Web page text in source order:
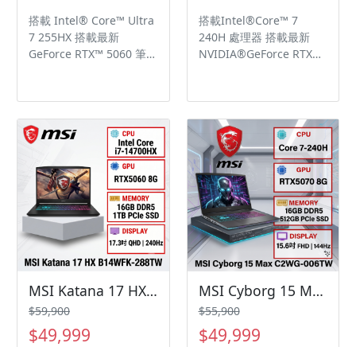
搭載 Intel® Core™ Ultra
7 255HX 搭載最新
GeForce RTX™ 5060 筆記
效Ada Lovelace架構及
Max-Q 技術 獨立顯卡模
式將GPU效能推升至全新
境界 微星 AI 智慧引擎針
對使用情境自動調整系統
設定，實現最佳效能表現
17吋 QHD+, 240Hz更新
率, 100% DCI-P3, IPS等
級電競面板 24區RGB全彩
背光電競鍵盤 獨家Cooler
Boost 5 高效散熱技術搭
配6散熱導管 支援播放高
解析音樂 Windows 11
Home
搭載Intel®Core™ 7
240H 處理器 搭載最新
NVIDIA®GeForce RTX™
NVIDIA Blackwell架構、
DLSS 4及 Max-Q 技術 15
吋Full HD (1920x1080),
144Hz更新率, 100%
sRGB色域範圍, IPS電競等
級面板 支援 PD 3.0 快
充，最高可達100W支援
PD 3.0 快充，最高可達
100W搭載Intel®Core™ 7
240H 處理器 搭載最新
NVIDIA®GeForce RTX™
5060筆記型電腦 GPU
8GB GDDR7，支援
NVIDIA Blackwell架構、
DLSS 4及 Max-Q 技術 15
MSI Katana 17 HX B14WFK-288TW 微星炫彩戰鬥款電競筆電/i7-14700HX/RTX5060 8G/16GB DDR5/1TB PCIe/17.3吋 QHD 240Hz/W11/四區RGB背光電競鍵盤/3年保🎈送保護套/滑鼠墊/鍵盤膜🎈
$59,900
$49,999
MSI Cyborg 15 Max C2WG-006TW 微星輕薄戰鬥電競筆電/Core 7-240H/RTX5070 8G/16GB DDR5/512GB PCIe/15.6吋 FHD 144Hz/W11🎈送保護套/滑鼠墊/鍵盤膜🎈
$55,900
$49,999